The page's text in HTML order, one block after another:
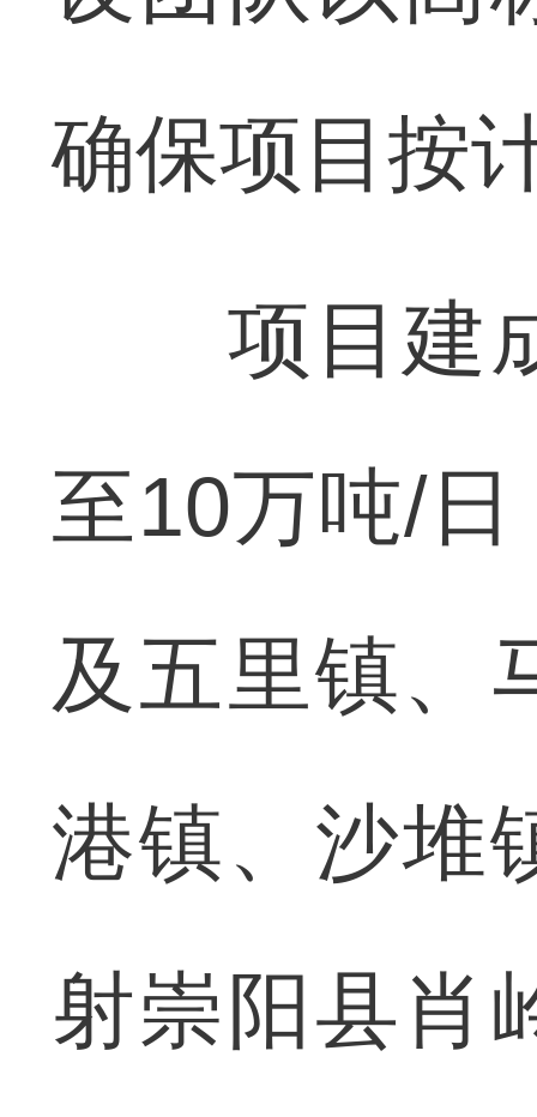
确保项目按
项目建成
至10万吨/
及五里镇、
港镇、沙堆
射崇阳县肖